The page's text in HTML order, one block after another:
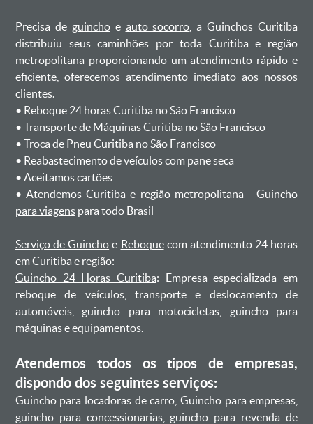
Precisa de guinchoe auto socorro , a Guinchos Curitiba
distribuiu seus caminhões por toda Curitiba e região
metropolitana proporcionando um atendimento rápido e
eficiente, oferecemos atendimento imediato aos nossos
clientes.
ㅤㅤ• Reboque 24 horas Curitiba no São Francisco
ㅤㅤ• Transporte de Máquinas Curitiba no São Francisco
ㅤㅤ• Troca de Pneu Curitiba no São Francisco
ㅤㅤ• Reabastecimento de veículos com pane seca
ㅤㅤ• Aceitamos cartões
ㅤㅤ• Atendemos Curitiba e região metropolitana -Guincho
para viagenspara todo Brasil
Serviço de Guincho e Reboquecom atendimento 24 horas
em Curitiba e região:
Guincho 24 Horas Curitiba: Empresa especializada em
reboque de veículos, transporte e deslocamento de
automóveis, guincho para motocicletas, guincho para
máquinas e equipamentos.
Atendemos todos os tipos de empresas,
dispondo dos seguintes serviços:
Guincho para locadoras de carro, Guincho para empresas,
guincho para concessionarias, guincho para revenda de